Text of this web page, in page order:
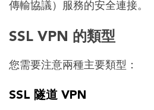
傳輸協議）服務的安全連接。
SSL VPN 的類型
您需要注意兩種主要類型：
SSL 隧道 VPN